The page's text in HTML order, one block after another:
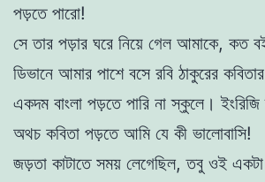
পড়তে পারো!
সে তার পড়ার ঘরে নিয়ে গেল আমাকে, কত
ডিভানে আমার পাশে বসে রবি ঠাকুরের
একদম বাংলা পড়তে পারি না স্কুলে।
অথচ কবিতা পড়তে আমি যে কী ভালোবাসি!
জড়তা কাটাতে সময় লেগেছিল, তবু ওই